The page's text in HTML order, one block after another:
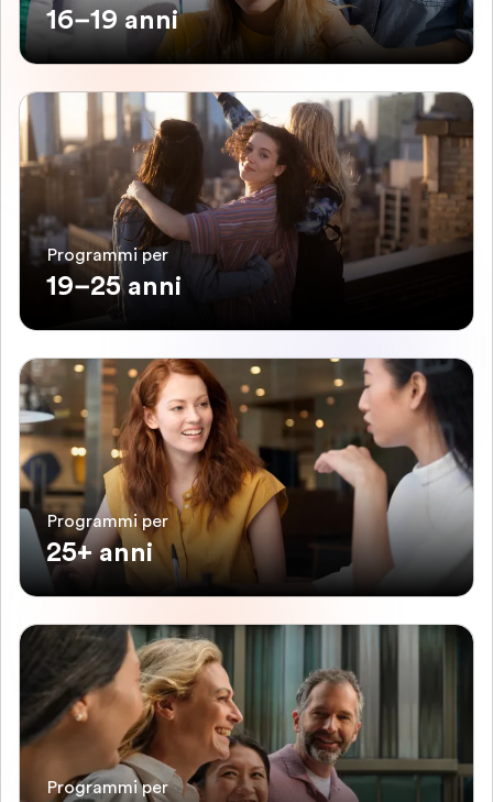
16–19 anni
Programmi per
19–25 anni
Programmi per
25+ anni
Programmi per